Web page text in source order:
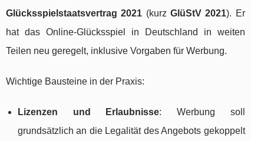
Glücksspielstaatsvertrag 2021 (kurz GlüStV 2021). Er
hat das Online-Glücksspiel in Deutschland in weiten
Teilen neu geregelt, inklusive Vorgaben für Werbung.
Wichtige Bausteine in der Praxis:
Lizenzen und Erlaubnisse: Werbung soll
grundsätzlich an die Legalität des Angebots gekoppelt